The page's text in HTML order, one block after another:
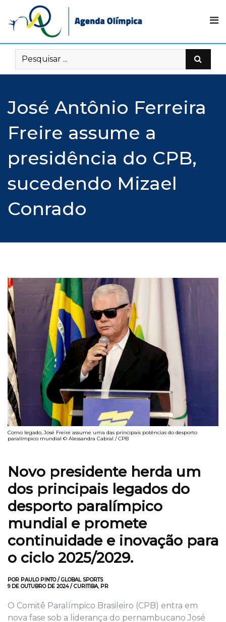
content
José Antônio Ferreira
Freire assume a
presidência do CPB,
sucedendo Mizael
Conrado
Como legado, José Freire assume uma das principais potências do desporto
paralímpico mundial © Alessandra Cabral / CPB
Novo presidente herda um
dos principais legados do
desporto paralímpico
mundial e promete
continuidade e inovação para
o ciclo 2025/2029.
POR PAULO PINTO / GLOBAL SPORTS
9 DE OUTUBRO DE 2024 / CURITIBA, PR
O Comitê Paralímpico Brasileiro (CPB) entra em
nova fase sob a liderança do pernambucano José